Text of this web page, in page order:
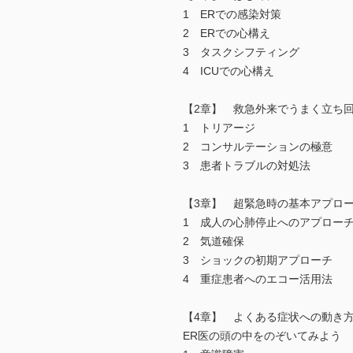
1 ERでの感染対策
2 ERでの心構え
3 タスクシフティング
4 ICUでの心構え
【2章】 救急外来でうまく立ち
1 トリアージ
2 コンサルテーションの極意
3 患者トラブルの対処法
【3章】 超緊急時の基本アプロ
1 成人の心肺停止へのアプローチ
2 気道確保
3 ショックの初期アプローチ
4 重症患者へのエコー活用法
【4章】 よくある症状への動き
ER医の頭の中をのぞいてみよう